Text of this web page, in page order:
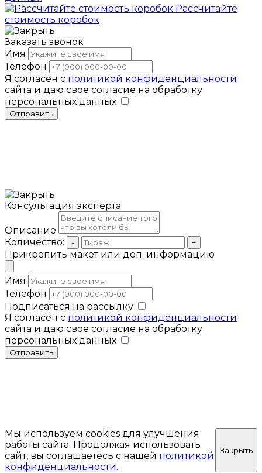
Рассчитайте
стоимость коробок
Заказать звонок
Имя
Телефон
Я согласен с политикой конфиденциальности
сайта и даю свое согласие на обработку
персональных данных
Отправить
Консультация эксперта
Описание
Количество:
- +
Прикрепить макет или доп. информацию
Имя
Телефон
Подписаться на рассылку
Я согласен с политикой конфиденциальности
сайта и даю свое согласие на обработку
персональных данных
Отправить
Мы используем cookies для улучшения
работы сайта. Продолжая использовать
сайт, вы соглашаетесь с нашей политикой
конфиденциальности.
Закрыть